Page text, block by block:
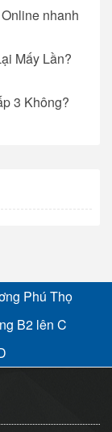
nhanh
Mấy Lần?
3 Không?
Phú Thọ
B2 lên C